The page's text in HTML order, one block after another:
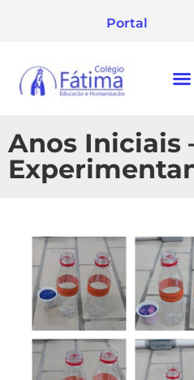
Portal
Anos Iniciais